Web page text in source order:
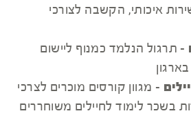
איכותי, הקשבה לצורכי
- תרגול הנלמד כמנוף ליישום
- מגוון קורסים מוכרים לצרכי
בשכר לימוד לחיילים משוחררים